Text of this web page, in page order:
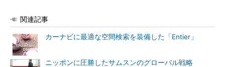
関連記事
カーナビに最適な空間検索を装備した「Entier」
ニッポンに圧勝したサムスンのグローバル戦略